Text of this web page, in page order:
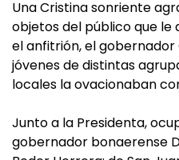
Una Cristina sonriente
objetos del público que le
el anfitrión, el gobernador
jóvenes de distintas
locales la ovacionaban
Junto a la Presidenta,
gobernador bonaerense